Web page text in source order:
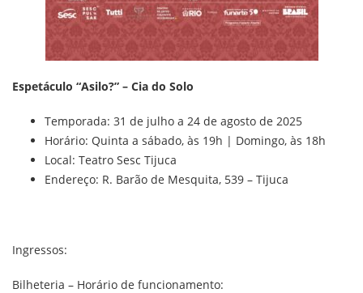
Espetáculo “Asilo?” – Cia do Solo
Temporada: 31 de julho a 24 de agosto de 2025
Horário: Quinta a sábado, às 19h | Domingo, às 18h
Local: Teatro Sesc Tijuca
Endereço: R. Barão de Mesquita, 539 – Tijuca
Ingressos:
Bilheteria – Horário de funcionamento: